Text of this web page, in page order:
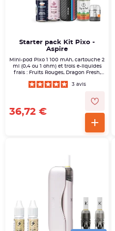
Starter pack Kit Pixo -
Aspire
Mini-pod Pixo 1 100 mAh, cartouche 2
ml (0,4 ou 1 ohm) et trois e-liquides
frais : Fruits Rouges, Dragon Fresh,
débuter partout.3 avis
36,72 €